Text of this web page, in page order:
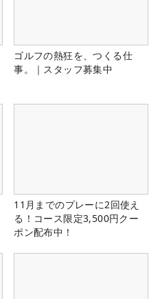
ゴルフの熱狂を、つくる仕
事。｜スタッフ募集中
11月までのプレーに2回使え
る！コース限定3,500円クー
ポン配布中！